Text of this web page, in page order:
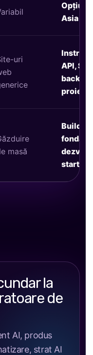
Opțiuni
Asia
uri
API,
masă
start-
la
de
AI, produs
strat AI